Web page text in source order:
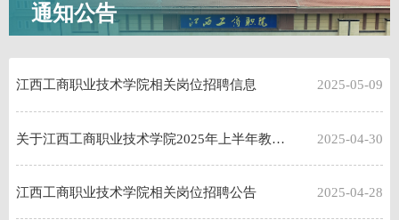
通知公告
江西工商职业技术学院相关岗位招聘信息 2025-05-09
关于江西工商职业技术学院2025年上半年教资认定拟通过人员的公示 2025-04-30
江西工商职业技术学院相关岗位招聘公告 2025-04-28